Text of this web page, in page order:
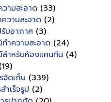
ามสะอาด (33)
วามสะอาด (2)
บอากาศ (3)
ำความสะอาด (24)
ำหรับห้องแคนทีน (4)
(19)
ดเก็บ (339)
ำเร็จรูป (2)